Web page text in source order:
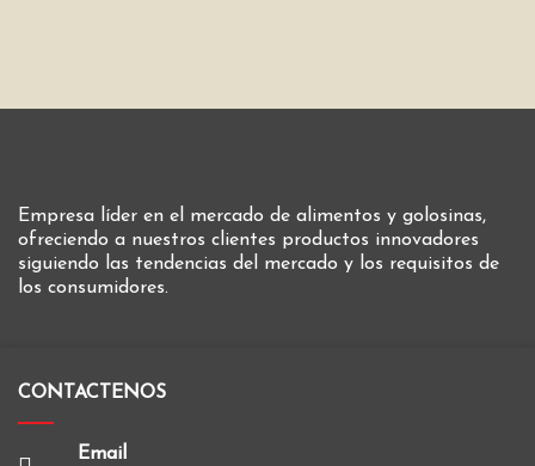
Empresa líder en el mercado de alimentos y golosinas,
ofreciendo a nuestros clientes productos innovadores
siguiendo las tendencias del mercado y los requisitos de
los consumidores.
CONTACTENOS
Email